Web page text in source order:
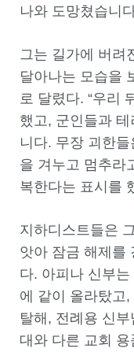
나와 도망쳤습니
그는 길가에 버려
달아나는 모습을
로 달렸다. “우리
했고, 군인들과
니다. 무장 괴한
을 겨누고 멈추라
복한다는 표시를
지하디스트들은
앗아 잠금 해제를
다. 아피나 신부는
에 같이 올라탔고
탈해, 전례용 신
대와 다른 교회